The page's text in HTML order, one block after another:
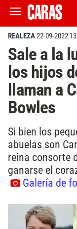
REALEZA22-09-2022
Sale a la
los hijos
llaman a
Bowles
Si bien los
abuelas son
reina consorte
ganarse el
Galería de